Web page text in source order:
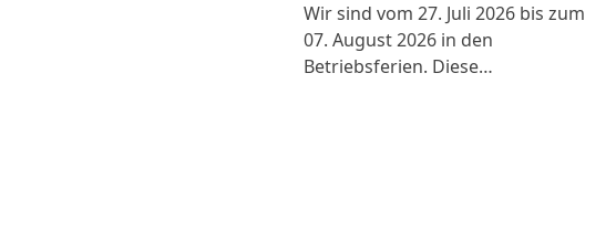
Wir sind vom 27. Juli 2026 bis zum
07. August 2026 in den
Betriebsferien. Diese…